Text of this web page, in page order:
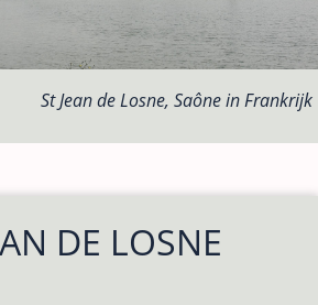
St Jean de Losne, Saône in Frankrijk
DE LOSNE